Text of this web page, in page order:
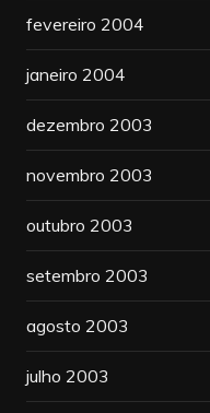
fevereiro 2004
janeiro 2004
dezembro 2003
novembro 2003
outubro 2003
setembro 2003
agosto 2003
julho 2003